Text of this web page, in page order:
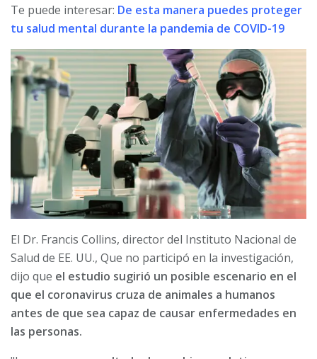
Te puede interesar: De esta manera puedes proteger
tu salud mental durante la pandemia de COVID-19
El Dr. Francis Collins, director del Instituto Nacional de
Salud de EE. UU., Que no participó en la investigación,
dijo que el estudio sugirió un posible escenario en el
que el coronavirus cruza de animales a humanos
antes de que sea capaz de causar enfermedades en
las personas.